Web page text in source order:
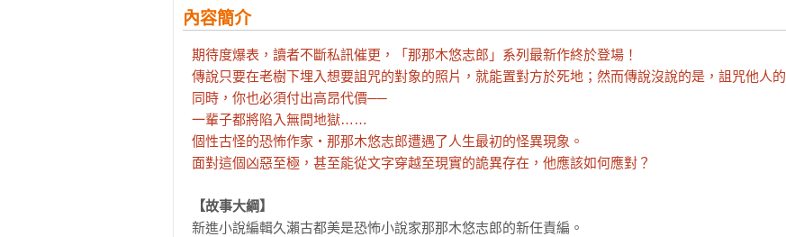
內容簡介
期待度爆表，讀者不斷私訊催更，「那那木悠志郎」系列最新作終於登場！
傳說只要在老樹下埋入想要詛咒的對象的照片，就能置對方於死地；然而傳說沒說的是，詛咒他人的
同時，你也必須付出高昂代價──
一輩子都將陷入無間地獄……
個性古怪的恐怖作家‧那那木悠志郎遭遇了人生最初的怪異現象。
面對這個凶惡至極，甚至能從文字穿越至現實的詭異存在，他應該如何應對？
【故事大綱】
新進小說編輯久瀨古都美是恐怖小說家那那木悠志郎的新任責編。